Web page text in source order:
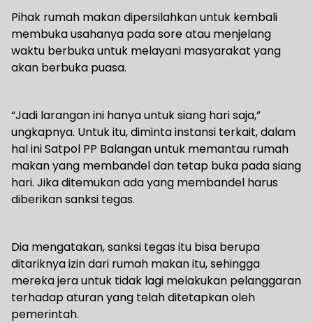
Pihak rumah makan dipersilahkan untuk kembali
membuka usahanya pada sore atau menjelang
waktu berbuka untuk melayani masyarakat yang
akan berbuka puasa.
“Jadi larangan ini hanya untuk siang hari saja,”
ungkapnya. Untuk itu, diminta instansi terkait, dalam
hal ini Satpol PP Balangan untuk memantau rumah
makan yang membandel dan tetap buka pada siang
hari. Jika ditemukan ada yang membandel harus
diberikan sanksi tegas.
Dia mengatakan, sanksi tegas itu bisa berupa
ditariknya izin dari rumah makan itu, sehingga
mereka jera untuk tidak lagi melakukan pelanggaran
terhadap aturan yang telah ditetapkan oleh
pemerintah.